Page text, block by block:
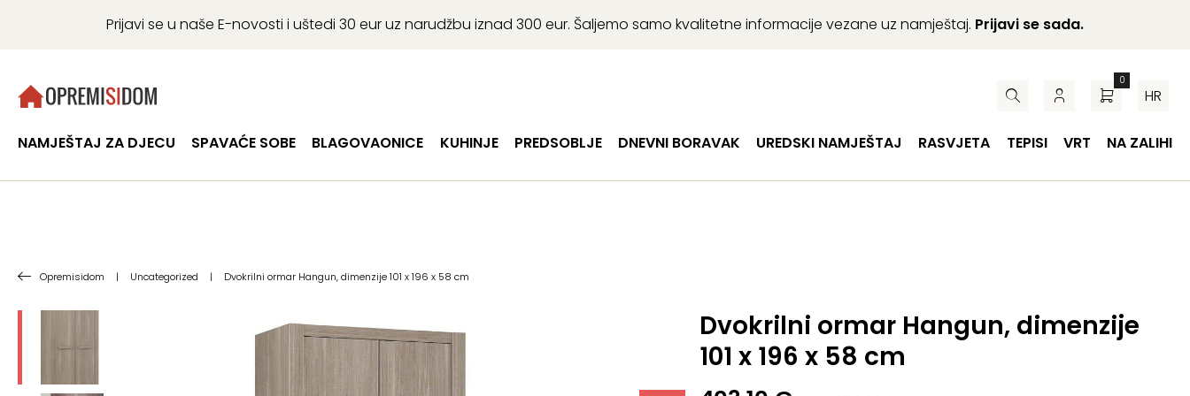
Prijavi se u naše E-novosti i uštedi 30 eur uz narudžbu iznad 300 eur. Šaljemo samo kvalitetne informacije vezane uz namještaj. Prijavi se sada.
0
HR
NAMJEŠTAJ ZA DJECU SPAVAĆE SOBE BLAGOVAONICE KUHINJE PREDSOBLJE DNEVNI BORAVAK UREDSKI NAMJEŠTAJ RASVJETA TEPISI VRT NA ZALIHI
Opremisidom | Uncategorized | Dvokrilni ormar Hangun, dimenzije 101 x 196 x 58 cm
Dvokrilni ormar Hangun, dimenzije
101 x 196 x 58 cm